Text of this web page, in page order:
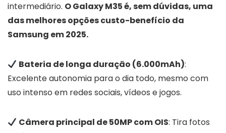
intermediário. O Galaxy M35 é, sem dúvidas, uma
das melhores opções custo-benefício da
Samsung em 2025.
Bateria de longa duração (6.000mAh):
Excelente autonomia para o dia todo, mesmo com
uso intenso em redes sociais, vídeos e jogos.
Câmera principal de 50MP com OIS: Tira fotos